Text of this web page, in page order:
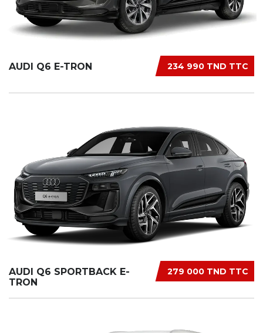
234 990 TND TTC
AUDI Q6 E-TRON
279 000 TND TTC
AUDI Q6 SPORTBACK E-
TRON